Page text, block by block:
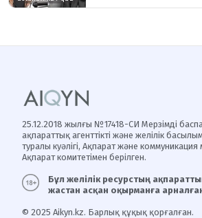
25.12.2018 жылғы №17418-СИ Мерзімді
ақпараттық агенттікті және желілік
туралы куәлігі, Ақпарат және коммуникация
Ақпарат комитетімен берілген.
Бұл желілік ресурстың
жастан асқан оқырманға
© 2025 Aikyn.kz. Барлық құқық қорғалған.